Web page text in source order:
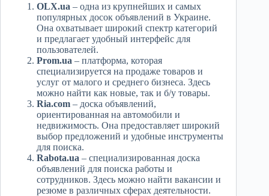
OLX.ua – одна из крупнейших и самых
популярных досок объявлений в Украине.
Она охватывает широкий спектр категорий
и предлагает удобный интерфейс для
пользователей.
Prom.ua – платформа, которая
специализируется на продаже товаров и
услуг от малого и среднего бизнеса. Здесь
можно найти как новые, так и б/у товары.
Ria.com – доска объявлений,
ориентированная на автомобили и
недвижимость. Она предоставляет широкий
выбор предложений и удобные инструменты
для поиска.
Rabota.ua – специализированная доска
объявлений для поиска работы и
сотрудников. Здесь можно найти вакансии и
резюме в различных сферах деятельности.